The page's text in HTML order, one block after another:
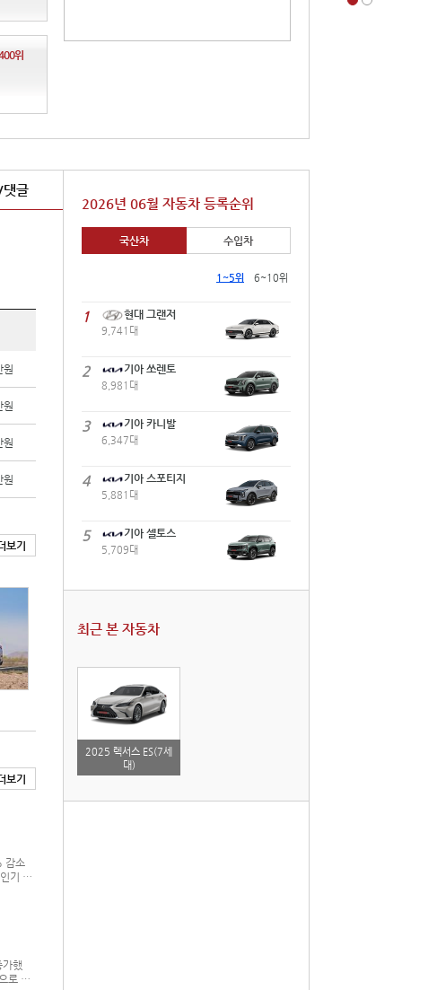
위
댓글
보기
보기
감소
기 차
10
감소
했
로 뒤
2026년 06월 자동차 등록순위
국산차 수입차
1~5위 6~10위
1 현대 그랜저
9,741대
2 기아 쏘렌토
8,981대
3 기아 카니발
6,347대
4 기아 스포티지
5,881대
5 기아 셀토스
5,709대
최근 본 자동차
2025 렉서스 ES(7세
대)